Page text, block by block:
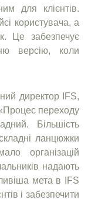
для клієнтів.
користувача, а
Це забезпечує
версію, коли
директор IFS,
переходу
Більшість
ланцюжки
організацій
надають
мета в IFS
і забезпечити